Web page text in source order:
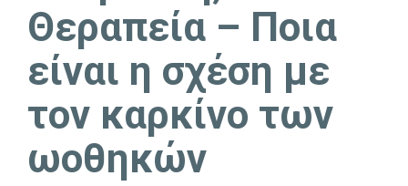
Θεραπεία – Ποια
είναι η σχέση με
τον καρκίνο των
ωοθηκών